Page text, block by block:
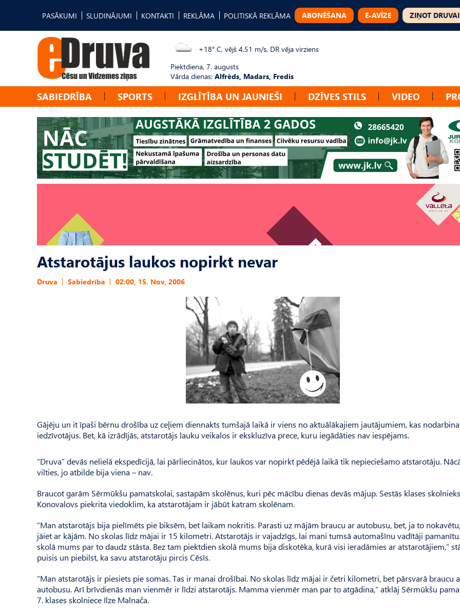
PASĀKUMI SLUDINĀJUMI KONTAKTI REKLĀMA POLITISKĀ REKLĀMA ABONĒŠANA E-AVĪZE ZIŅOT DRUVAI
+18° C, vējš 4.51 m/s, DR vēja virziens
Piektdiena, 7. augusts
Vārda dienas: Alfrēds, Madars, Fredis
SABIEDRĪBA SPORTS IZGLĪTĪBA UN JAUNIEŠI DZĪVES STILS VIDEO
Atstarotājus laukos nopirkt nevar
Druva Sabiedrība 02:00, 15. Nov, 2006
Gājēju un it īpaši bērnu drošība uz ceļiem diennakts tumšajā laikā ir viens no aktuālākajiem jautājumiem, kas nodarbina
iedzīvotājus. Bet, kā izrādījās, atstarotājs lauku veikalos ir ekskluzīva prece, kuru iegādāties nav iespējams.
“Druva” devās nelielā ekspedīcijā, lai pārliecinātos, kur laukos var nopirkt pēdējā laikā tik nepieciešamo atstarotāju.
vilties, jo atbilde bija viena – nav.
Braucot garām Sērmūkšu pamatskolai, sastapām skolēnus, kuri pēc mācību dienas devās mājup. Sestās klases
Konovalovs piekrita viedoklim, ka atstarotājam ir jābūt katram skolēnam.
“Man atstarotājs bija pielīmēts pie biksēm, bet laikam nokritis. Parasti uz mājām braucu ar autobusu, bet, ja to
jāiet ar kājām. No skolas līdz mājai ir 15 kilometri. Atstarotājs ir vajadzīgs, lai mani tumsā automašīnu vadītāji
skolā mums par to daudz stāsta. Bez tam piektdien skolā mums bija diskotēka, kurā visi ieradāmies ar atstarotājiem,”
puisis un piebilst, ka savu atstarotāju pircis Cēsīs.
“Man atstarotājs ir piesiets pie somas. Tas ir manai drošībai. No skolas līdz mājai ir četri kilometri, bet pārsvarā braucu
autobusu. Arī brīvdienās man vienmēr ir līdzi atstarotājs. Mamma vienmēr man par to atgādina,” atklāj Sērmūkšu
7. klases skolniece Ilze Malnača.